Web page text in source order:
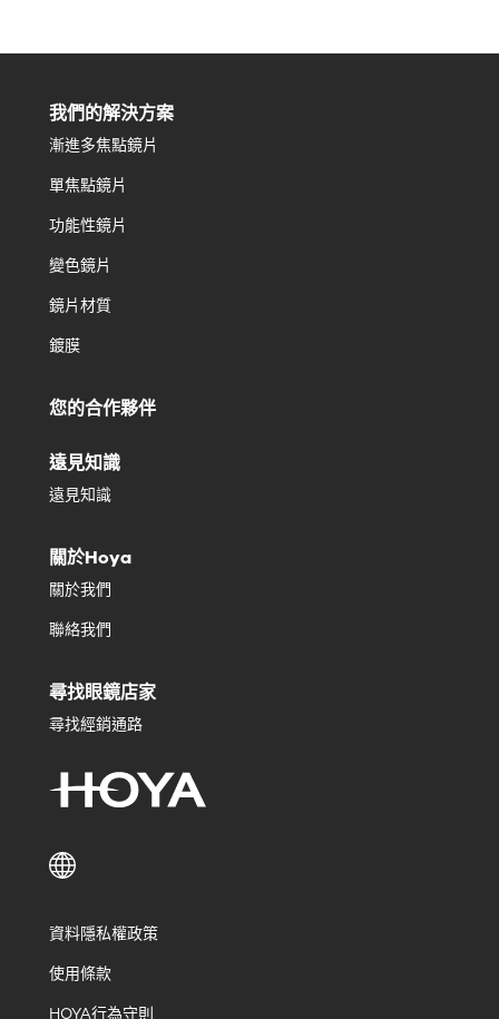
我們的解決方案
漸進多焦點鏡片
單焦點鏡片
功能性鏡片
變色鏡片
鏡片材質
鍍膜
您的合作夥伴
遠見知識
遠見知識
關於Hoya
關於我們
聯絡我們
尋找眼鏡店家
尋找經銷通路
資料隱私權政策
使用條款
HOYA行為守則